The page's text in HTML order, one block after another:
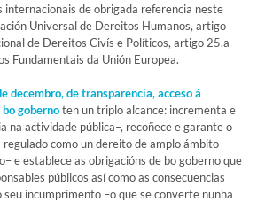
internacionais de obrigada referencia neste
Universal de Dereitos Humanos, artigo
de Dereitos Civís e Políticos, artigo 25.a
Fundamentais da Unión Europea.
decembro, de transparencia, acceso á
gobernoten un triplo alcance: incrementa e
na actividade pública–, recoñece e garante o
como un dereito de amplo ámbito
e establece as obrigacións de bo goberno que
públicos así como as consecuencias
incumprimento –o que se converte nunha